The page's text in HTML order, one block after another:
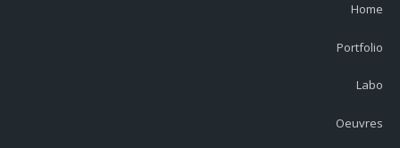
Home
Portfolio
Labo
Oeuvres